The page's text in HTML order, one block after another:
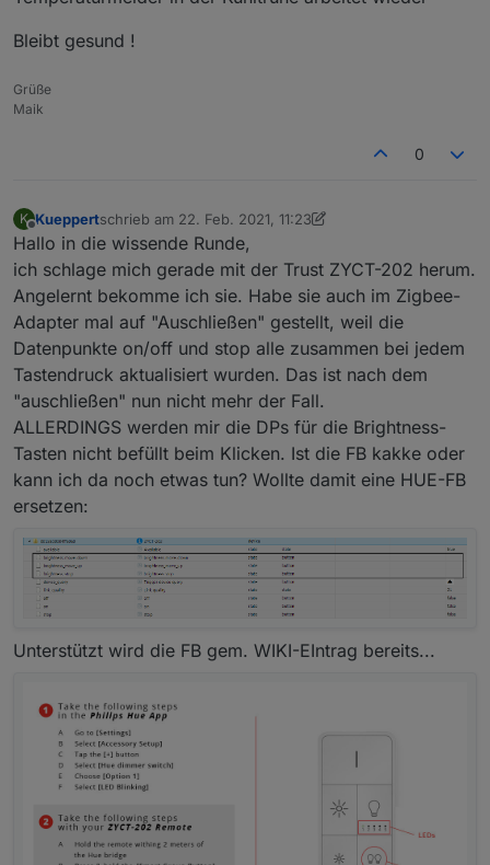
Bleibt gesund !
Grüße
Maik
0
K
Offline
Kueppertschrieb am 22. Feb. 2021, 11:23
zuletzt editiert von Kueppert
Hallo in die wissende Runde,
ich schlage mich gerade mit der Trust ZYCT-202 herum.
Angelernt bekomme ich sie. Habe sie auch im Zigbee-
Adapter mal auf "Auschließen" gestellt, weil die
Datenpunkte on/off und stop alle zusammen bei jedem
Tastendruck aktualisiert wurden. Das ist nach dem
"auschließen" nun nicht mehr der Fall.
ALLERDINGS werden mir die DPs für die Brightness-
Tasten nicht befüllt beim Klicken. Ist die FB kakke oder
kann ich da noch etwas tun? Wollte damit eine HUE-FB
ersetzen:
Unterstützt wird die FB gem. WIKI-EIntrag bereits...